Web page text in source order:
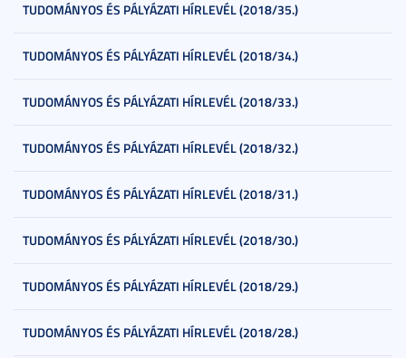
TUDOMÁNYOS ÉS PÁLYÁZATI HÍRLEVÉL (2018/35.)
TUDOMÁNYOS ÉS PÁLYÁZATI HÍRLEVÉL (2018/34.)
TUDOMÁNYOS ÉS PÁLYÁZATI HÍRLEVÉL (2018/33.)
TUDOMÁNYOS ÉS PÁLYÁZATI HÍRLEVÉL (2018/32.)
TUDOMÁNYOS ÉS PÁLYÁZATI HÍRLEVÉL (2018/31.)
TUDOMÁNYOS ÉS PÁLYÁZATI HÍRLEVÉL (2018/30.)
TUDOMÁNYOS ÉS PÁLYÁZATI HÍRLEVÉL (2018/29.)
TUDOMÁNYOS ÉS PÁLYÁZATI HÍRLEVÉL (2018/28.)